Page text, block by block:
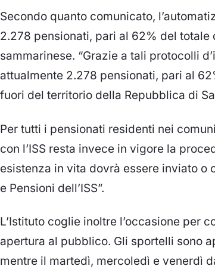
Secondo quanto comunicato,
2.278 pensionati, pari al 62% del
sammarinese. “Grazie a tali protocolli
attualmente 2.278 pensionati, pari al
fuori del territorio della Repubblica di
Per tutti i pensionati residenti nei
con l’ISS resta invece in vigore la
esistenza in vita dovrà essere inviato o
e Pensioni dell’ISS”.
L’Istituto coglie inoltre l’occasione per
apertura al pubblico. Gli sportelli sono
mentre il martedì, mercoledì e venerdì